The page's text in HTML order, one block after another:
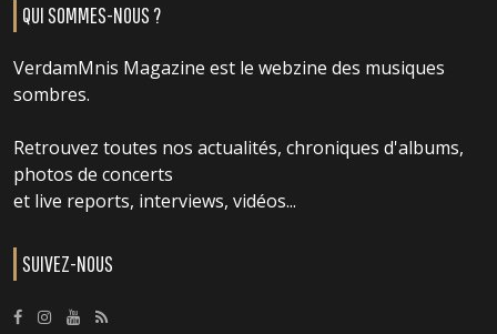
QUI SOMMES-NOUS ?
VerdamMnis Magazine est le webzine des musiques
sombres.
Retrouvez toutes nos actualités, chroniques d'albums,
photos de concerts
et live reports, interviews, vidéos...
SUIVEZ-NOUS